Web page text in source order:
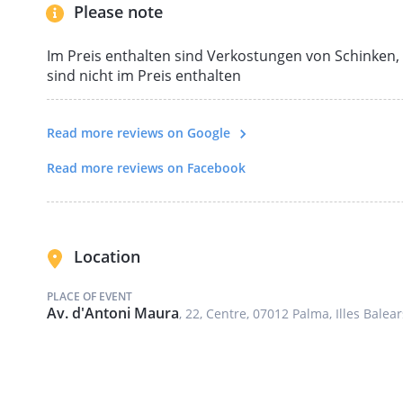
Inmitten des quirligen Markttreibens endet die
Sie verkosten eine Auswahl an Schinken-, Wurst-
den legendären Jamón de Pata Negra, den
der mallorquinischen Küche. Kein Buffet, keine
Denn Essen versteht man besser, wenn man weiß,
Kleine Gruppe. Persönlicher Guide. Kein Mikrofon,
Please note
Im Preis enthalten sind Verkostungen von
sind nicht im Preis enthalten
Read more reviews on Google
Read more reviews on Facebook
Location
PLACE OF EVENT
Av. d'Antoni Maura, 22, Centre, 07012 Palma, Illes